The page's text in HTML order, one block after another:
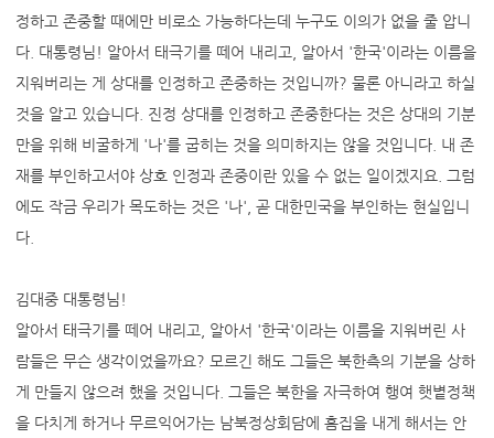
정하고 존중할 때에만 비로소 가능하다는데 누구도 이의가 없을 줄 압니
다. 대통령님! 알아서 태극기를 떼어 내리고, 알아서 '한국'이라는 이름을
지워버리는 게 상대를 인정하고 존중하는 것입니까? 물론 아니라고 하실
것을 알고 있습니다. 진정 상대를 인정하고 존중한다는 것은 상대의 기분
만을 위해 비굴하게 '나'를 굽히는 것을 의미하지는 않을 것입니다. 내 존
재를 부인하고서야 상호 인정과 존중이란 있을 수 없는 일이겠지요. 그럼
에도 작금 우리가 목도하는 것은 '나', 곧 대한민국을 부인하는 현실입니
다.
김대중 대통령님!
알아서 태극기를 떼어 내리고, 알아서 '한국'이라는 이름을 지워버린 사
람들은 무슨 생각이었을까요? 모르긴 해도 그들은 북한측의 기분을 상하
게 만들지 않으려 했을 것입니다. 그들은 북한을 자극하여 행여 햇볕정책
을 다치게 하거나 무르익어가는 남북정상회담에 흠집을 내게 해서는 안